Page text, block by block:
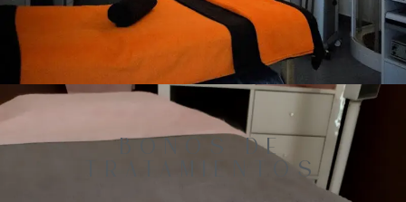
BONOS DE
TRATAMIENTOS